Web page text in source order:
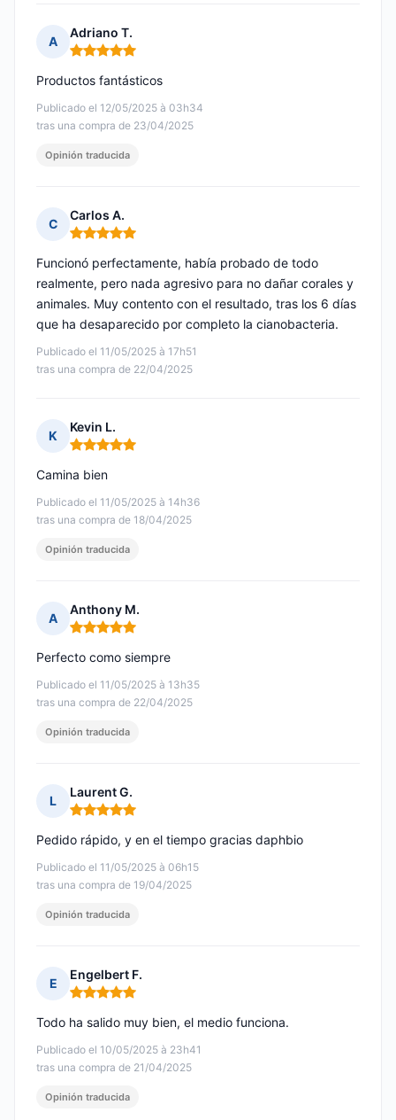
A
Adriano T.
Nota: 5 de 5
Publicado el 12/05/2025 à 03h34
tras una compra de 23/04/2025
Productos fantásticos
Opinión traducida
C
Carlos A.
Nota: 5 de 5
Publicado el 11/05/2025 à 17h51
tras una compra de 22/04/2025
Funcionó perfectamente, había probado de todo
realmente, pero nada agresivo para no dañar corales y
animales. Muy contento con el resultado, tras los 6 días
que ha desaparecido por completo la cianobacteria.
K
Kevin L.
Nota: 5 de 5
Publicado el 11/05/2025 à 14h36
tras una compra de 18/04/2025
Camina bien
Opinión traducida
A
Anthony M.
Nota: 5 de 5
Publicado el 11/05/2025 à 13h35
tras una compra de 22/04/2025
Perfecto como siempre
Opinión traducida
L
Laurent G.
Nota: 5 de 5
Publicado el 11/05/2025 à 06h15
tras una compra de 19/04/2025
Pedido rápido, y en el tiempo gracias daphbio
Opinión traducida
E
Engelbert F.
Nota: 5 de 5
Publicado el 10/05/2025 à 23h41
tras una compra de 21/04/2025
Todo ha salido muy bien, el medio funciona.
Opinión traducida